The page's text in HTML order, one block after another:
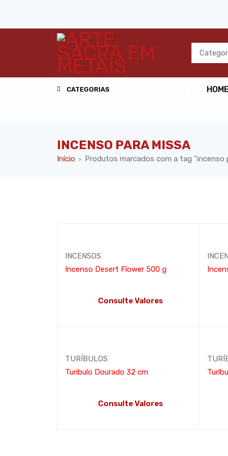
CATEGORIAS HOME
INCENSO PARA MISSA
Início › Produtos marcados com a tag “incenso
INCENSOS
Incenso Desert Flower 500 g
Consulte Valores
TURÍBULOS
Turibulo Dourado 32 cm
Consulte Valores